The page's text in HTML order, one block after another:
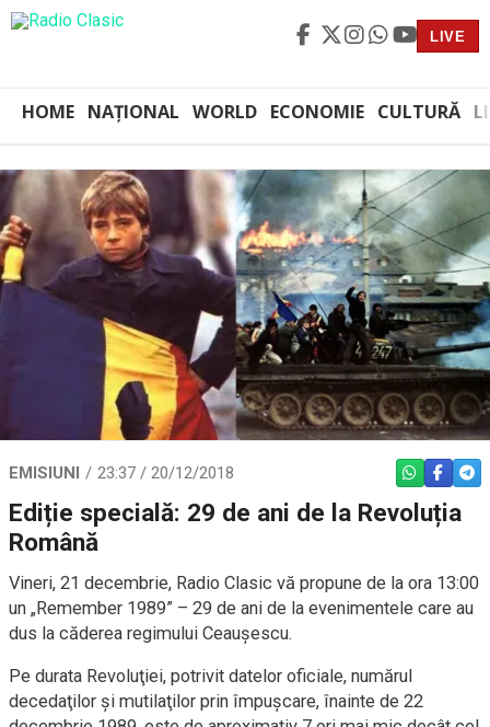
LIVE
HOME NAȚIONAL WORLD ECONOMIE CULTURĂ
EMISIUNI 23:37 / 20/12/2018 WHATSAPP
Ediție specială: 29 de ani de la Revoluția
Română
Vineri, 21 decembrie, Radio Clasic vă propune de la ora 13:00
un „Remember 1989” – 29 de ani de la evenimentele care au
dus la căderea regimului Ceaușescu.
Pe durata Revoluţiei, potrivit datelor oficiale, numărul
decedaţilor şi mutilaţilor prin împuşcare, înainte de 22